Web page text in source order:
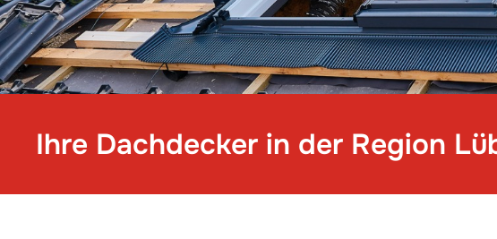
Ihre Dachdecker in der Region